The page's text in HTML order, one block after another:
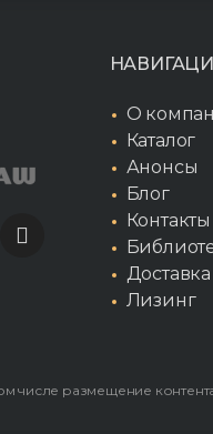
О
Каталог
Анонсы
Блог
Контакты
Доставка
Лизинг
числе размещение